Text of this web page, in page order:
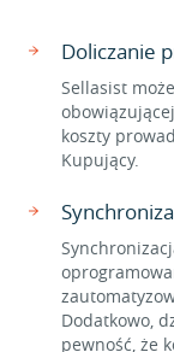
Doliczanie
Sellasist
koszty
Kupujący.
Dodatkowo,
pewność, że